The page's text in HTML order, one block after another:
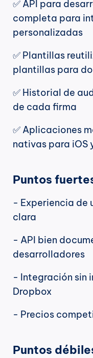
✅ API para
completa para
personalizadas
✅ Plantillas
plantillas para
✅ Historial de
de cada firma
✅ Aplicaciones
nativas para iOS
Puntos
- Experiencia de
clara
- API bien
desarrolladores
- Integración sin
Dropbox
- Precios
Puntos